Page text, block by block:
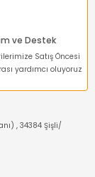
ve Destek
Satış Öncesi
yardımcı oluyoruz
, 34384 Şişli/